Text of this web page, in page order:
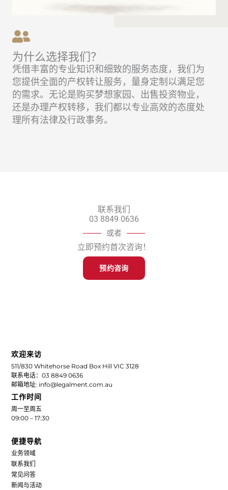
为什么选择我们？
凭借丰富的专业知识和细致的服务态度，我们为
您提供全面的产权转让服务，量身定制以满足您
的需求。无论是购买梦想家园、出售投资物业，
还是办理产权转移，我们都以专业高效的态度处
理所有法律及行政事务。
联系我们
03 8849 0636
或者
立即预约首次咨询！
预约咨询
欢迎来访
511/830 Whitehorse Road Box Hill VIC 3128
联系电话：03 8849 0636
邮箱地址: info@legalment.com.au
工作时间
周一至周五
09:00 – 17:30
便捷导航
业务领域
联系我们
常见问答
新闻与活动